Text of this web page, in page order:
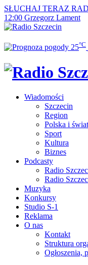
SŁUCHAJ TERAZ
12:00 Grzegorz Lament
25°C
Wiadomości
Szczecin
Region
Polska i świat
Sport
Kultura
Biznes
Podcasty
Radio
Radio
Muzyka
Konkursy
Studio S-1
Reklama
O nas
Kontakt
Struktura
Ogłoszenia,